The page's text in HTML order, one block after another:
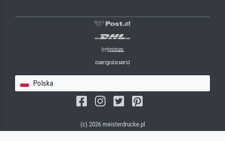
Polska
(c) 2026 meisterdrucke.pl